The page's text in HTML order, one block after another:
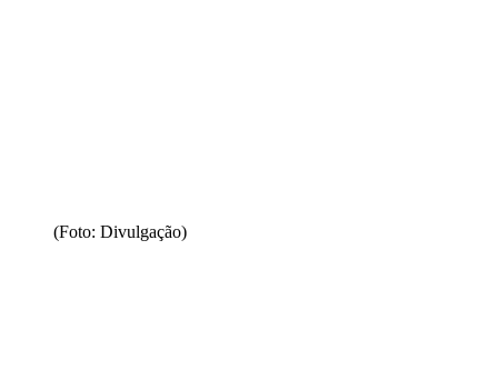
(Foto: Divulgação)